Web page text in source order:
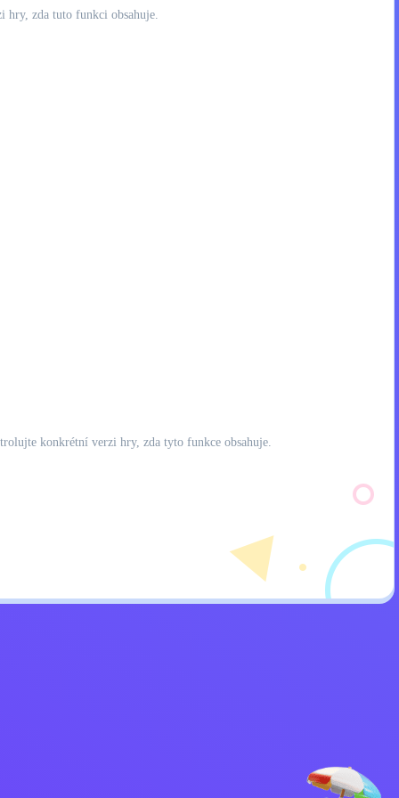
hry, zda tuto funkci obsahuje.
konkrétní verzi hry, zda tyto funkce obsahuje.